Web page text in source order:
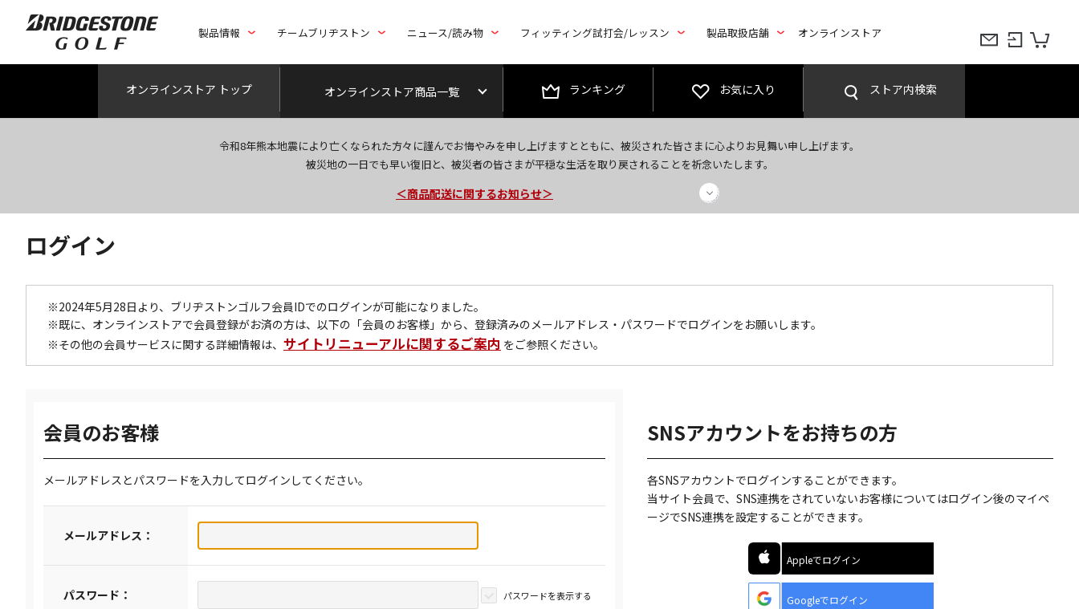
製品情報 チームブリヂストン ニュース/読み物 フィッティング試打会/レッスン 製品取扱店舗 オンラインストア
オンラインストア トップ オンラインストア商品一覧 ランキング お気に入り ストア内検索
令和8年熊本地震により亡くなられた方々に謹んでお悔やみを申し上げますとともに、被災された皆さまに心よりお見舞い申し上げます。
被災地の一日でも早い復旧と、被災者の皆さまが平穏な生活を取り戻されることを祈念いたします。
＜商品配送に関するお知らせ＞
＜夏季休暇中のご注文・発送・お問い合わせ＞
ログイン
※2024年5月28日より、ブリヂストンゴルフ会員IDでのログインが可能になりました。
※既に、オンラインストアで会員登録がお済の方は、以下の「会員のお客様」から、登録済みのメールアドレス・パスワードでログインをお願いします。
※その他の会員サービスに関する詳細情報は、 サイトリニューアルに関するご案内 をご参照ください。
会員のお客様
メールアドレスとパスワードを入力してログインしてください。
メールアドレス：
パスワード： パスワードを表示する
SNSアカウントをお持ちの方
各SNSアカウントでログインすることができます。
当サイト会員で、SNS連携をされていないお客様についてはログイン後のマイペ
ージでSNS連携を設定することができます。
Appleでログイン
Googleでログイン